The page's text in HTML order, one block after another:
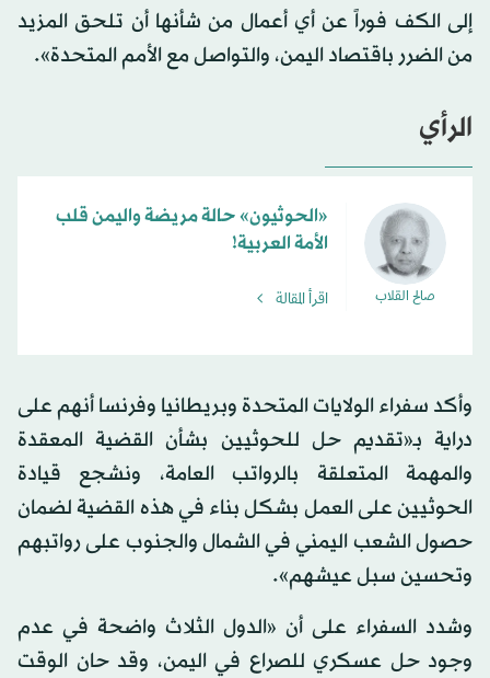
إلى الكف فوراً عن أي أعمال من شأنها أن تلحق المزيد
من الضرر باقتصاد اليمن، والتواصل مع الأمم المتحدة».
الرأي
صالح القلاب
«الحوثيون» حالة مريضة واليمن قلب
الأمة العربية!
اقرأ المقالة
وأكد سفراء الولايات المتحدة وبريطانيا وفرنسا أنهم على
دراية بـ«تقديم حل للحوثيين بشأن القضية المعقدة
والمهمة المتعلقة بالرواتب العامة، ونشجع قيادة
الحوثيين على العمل بشكل بناء في هذه القضية لضمان
حصول الشعب اليمني في الشمال والجنوب على رواتبهم
وتحسين سبل عيشهم».
وشدد السفراء على أن «الدول الثلاث واضحة في عدم
وجود حل عسكري للصراع في اليمن، وقد حان الوقت